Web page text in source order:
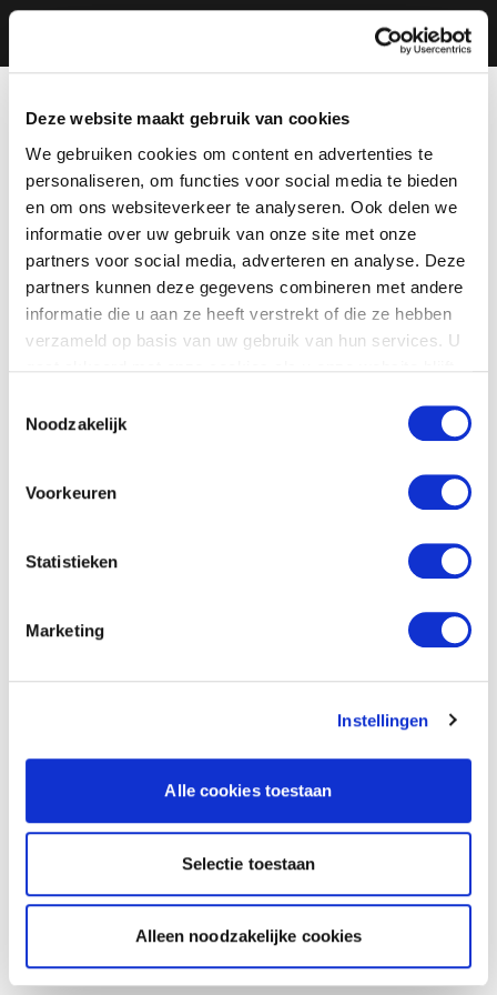
Deze website maakt gebruik van cookies
We gebruiken cookies om content en advertenties te
personaliseren, om functies voor social media te bieden
en om ons websiteverkeer te analyseren. Ook delen we
informatie over uw gebruik van onze site met onze
partners voor social media, adverteren en analyse. Deze
partners kunnen deze gegevens combineren met andere
informatie die u aan ze heeft verstrekt of die ze hebben
verzameld op basis van uw gebruik van hun services. U
Noodzakelijk
Voorkeuren
Statistieken
Marketing
Instellingen
Alle cookies toestaan
Selectie toestaan
Alleen noodzakelijke cookies